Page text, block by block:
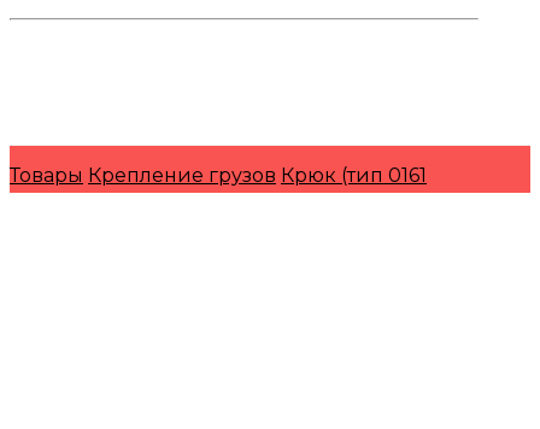
Товары Крепление грузов Крюк (тип 0161